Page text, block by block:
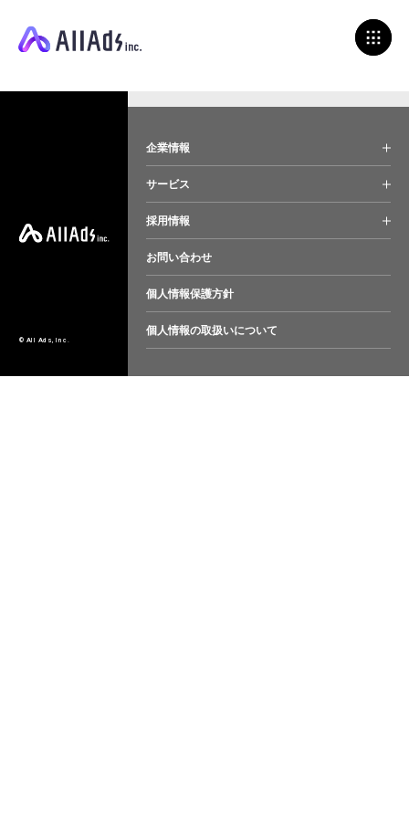
© All Ads, Inc.
企業情報
サービス
採用情報
お問い合わせ
個人情報保護方針
個人情報の取扱いについて